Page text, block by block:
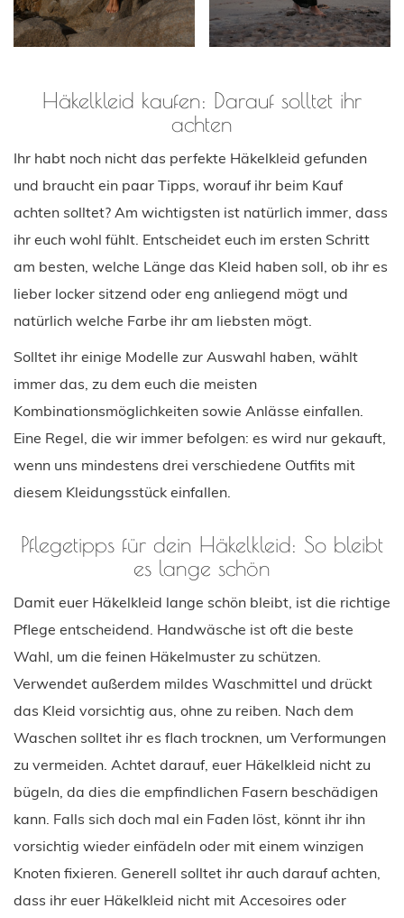
Häkelkleid kaufen: Darauf solltet ihr
achten
Ihr habt noch nicht das perfekte Häkelkleid gefunden
und braucht ein paar Tipps, worauf ihr beim Kauf
achten solltet? Am wichtigsten ist natürlich immer, dass
ihr euch wohl fühlt. Entscheidet euch im ersten Schritt
am besten, welche Länge das Kleid haben soll, ob ihr es
lieber locker sitzend oder eng anliegend mögt und
natürlich welche Farbe ihr am liebsten mögt.
Solltet ihr einige Modelle zur Auswahl haben, wählt
immer das, zu dem euch die meisten
Kombinationsmöglichkeiten sowie Anlässe einfallen.
Eine Regel, die wir immer befolgen: es wird nur gekauft,
wenn uns mindestens drei verschiedene Outfits mit
diesem Kleidungsstück einfallen.
Pflegetipps für dein Häkelkleid: So bleibt
es lange schön
Damit euer Häkelkleid lange schön bleibt, ist die richtige
Pflege entscheidend. Handwäsche ist oft die beste
Wahl, um die feinen Häkelmuster zu schützen.
Verwendet außerdem mildes Waschmittel und drückt
das Kleid vorsichtig aus, ohne zu reiben. Nach dem
Waschen solltet ihr es flach trocknen, um Verformungen
zu vermeiden. Achtet darauf, euer Häkelkleid nicht zu
bügeln, da dies die empfindlichen Fasern beschädigen
kann. Falls sich doch mal ein Faden löst, könnt ihr ihn
vorsichtig wieder einfädeln oder mit einem winzigen
Knoten fixieren. Generell solltet ihr auch darauf achten,
dass ihr euer Häkelkleid nicht mit Accesoires oder